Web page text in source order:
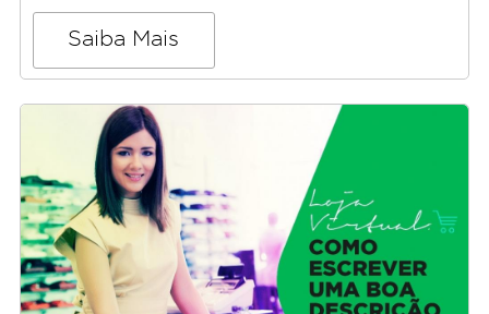
Saiba Mais